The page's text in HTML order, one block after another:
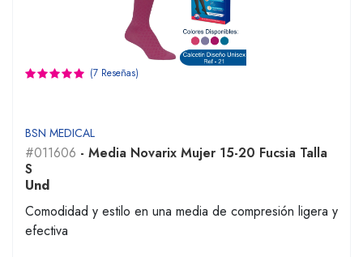
(7 Reseñas)
BSN MEDICAL
#011606 - Media Novarix Mujer 15-20 Fucsia Talla
S
Und
Comodidad y estilo en una media de compresión ligera y
efectiva